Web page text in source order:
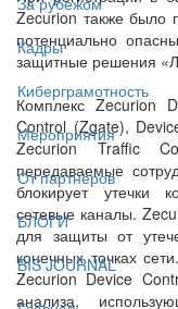
Кадры
Киберграмотность
Мероприятия
От партнёров
БЛОГИ
BIS JOURNAL
Zecurion также было
потенциально
защитные решения
Комплекс Zecurion
Control (Zgate),
Zecurion Traffic
передаваемые
блокирует утечки
сетевые каналы.
для защиты от
конечных точках
Zecurion Device
анализа,